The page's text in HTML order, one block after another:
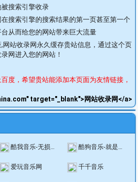
搜索引擎收录
搜索引擎的搜索结果的第一页甚至第一个
从而给您的网站带来巨大流量
网站收录网永久缓存贵站信息，通过这个页
网进入您的网站！
度，希望贵站能添加本页面为友情链接，
target="_blank">网站收录网</a>
酷我音乐-无损音质正版在线试听网站 酷狗音乐-就是歌多！小说相声也很多！
爱玩音乐网 千千音乐